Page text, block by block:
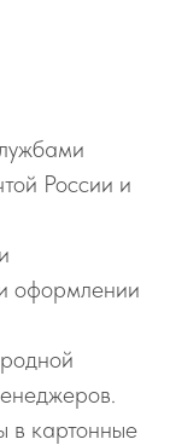
России и
оформлении
в картонные